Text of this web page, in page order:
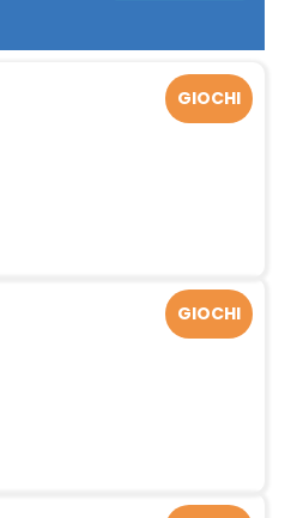
GIOCHI
GIOCHI